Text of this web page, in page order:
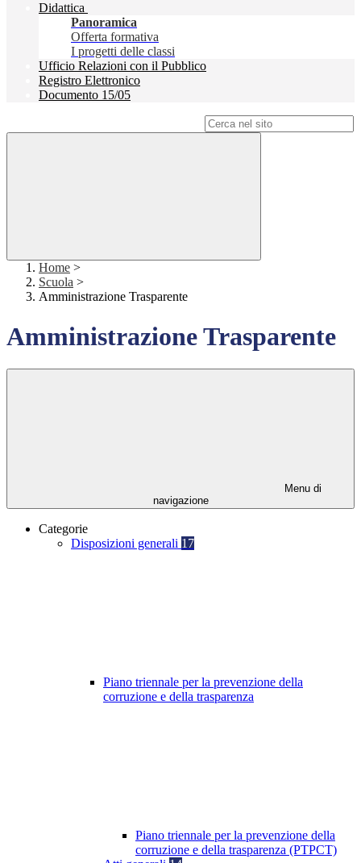
Didattica
Panoramica
Offerta formativa
I progetti delle classi
Ufficio Relazioni con il Pubblico
Registro Elettronico
Documento 15/05
Home >
Scuola >
Amministrazione Trasparente
Amministrazione Trasparente
Menu di
navigazione
Categorie
Disposizioni generali 17
Piano triennale per la prevenzione della
corruzione e della trasparenza
Piano triennale per la prevenzione della
corruzione e della trasparenza (PTPCT)